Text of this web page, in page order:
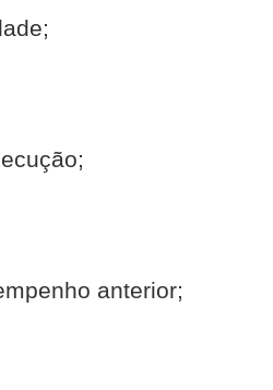
anterior;